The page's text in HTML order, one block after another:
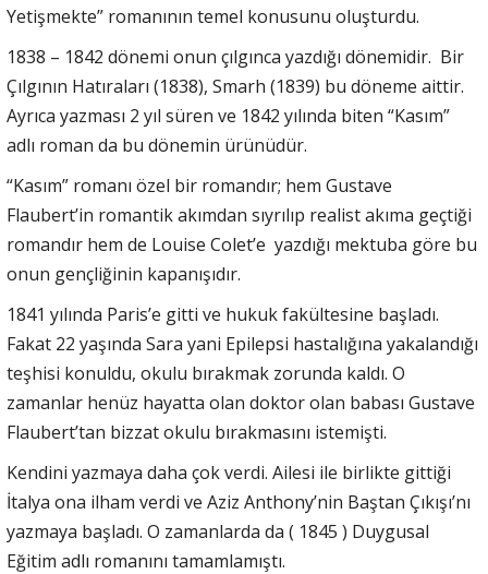
Yetişmekte” romanının temel konusunu oluşturdu.
1838 – 1842 dönemi onun çılgınca yazdığı dönemidir. Bir
Çılgının Hatıraları (1838), Smarh (1839) bu döneme aittir.
Ayrıca yazması 2 yıl süren ve 1842 yılında biten “Kasım”
adlı roman da bu dönemin ürünüdür.
“Kasım” romanı özel bir romandır; hem Gustave
Flaubert’in romantik akımdan sıyrılıp realist akıma geçtiği
romandır hem de Louise Colet’e yazdığı mektuba göre bu
onun gençliğinin kapanışıdır.
1841 yılında Paris’e gitti ve hukuk fakültesine başladı.
Fakat 22 yaşında Sara yani Epilepsi hastalığına yakalandığı
teşhisi konuldu, okulu bırakmak zorunda kaldı. O
zamanlar henüz hayatta olan doktor olan babası Gustave
Flaubert’tan bizzat okulu bırakmasını istemişti.
Kendini yazmaya daha çok verdi. Ailesi ile birlikte gittiği
İtalya ona ilham verdi ve Aziz Anthony’nin Baştan Çıkışı’nı
yazmaya başladı. O zamanlarda da ( 1845 ) Duygusal
Eğitim adlı romanını tamamlamıştı.